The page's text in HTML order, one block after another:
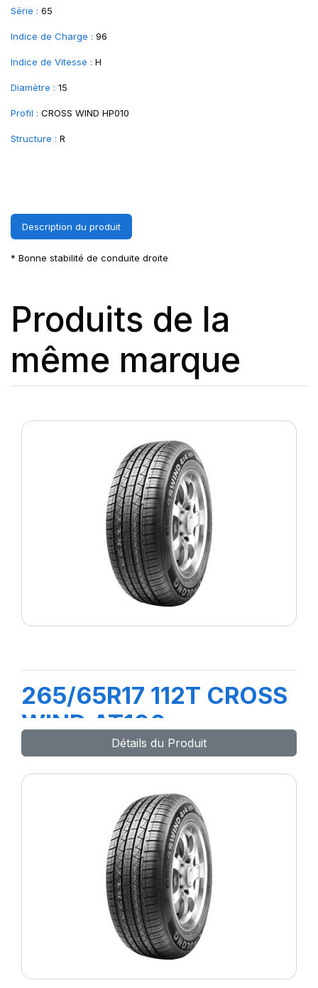
Série : 65
Indice de Charge : 96
Indice de Vitesse : H
Diamètre : 15
Profil : CROSS WIND HP010
Structure : R
Description du produit
* Bonne stabilité de conduite droite
Produits de la
même marque
265/65R17 112T CROSS
WIND AT100
Détails du Produit